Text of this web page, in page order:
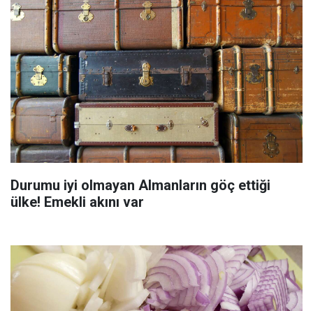
Durumu iyi olmayan Almanların göç ettiği
ülke! Emekli akını var